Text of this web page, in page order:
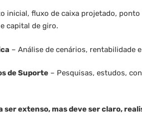
inicial, fluxo de caixa projetado,
capital de giro.
– Análise de cenários, rentabilidade
de Suporte – Pesquisas, estudos,
ser extenso, mas deve ser claro,